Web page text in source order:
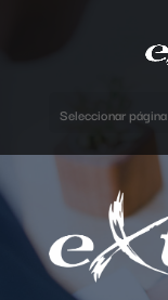
Seleccionar página